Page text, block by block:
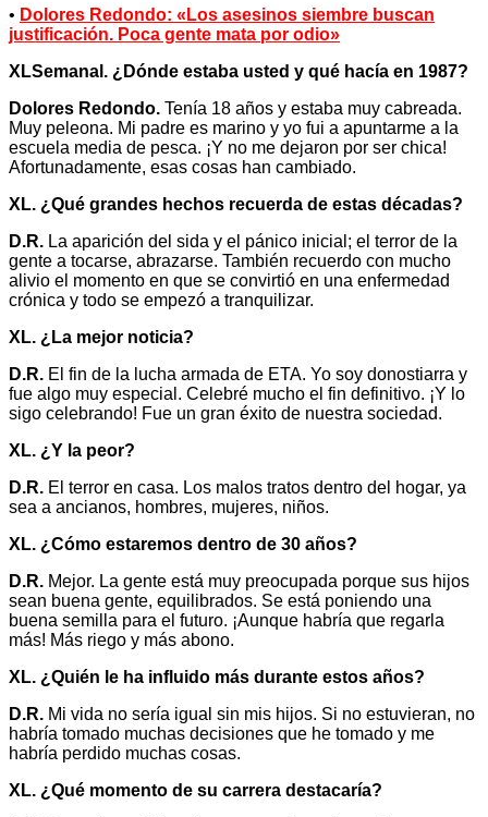
• Dolores Redondo: «Los asesinos siembre buscan
justificación. Poca gente mata por odio»
XLSemanal. ¿Dónde estaba usted y qué hacía en 1987?
Dolores Redondo. Tenía 18 años y estaba muy cabreada.
Muy peleona. Mi padre es marino y yo fui a apuntarme a la
escuela media de pesca. ¡Y no me dejaron por ser chica!
Afortunadamente, esas cosas han cambiado.
XL. ¿Qué grandes hechos recuerda de estas décadas?
D.R. La aparición del sida y el pánico inicial; el terror de la
gente a tocarse, abrazarse. También recuerdo con mucho
alivio el momento en que se convirtió en una enfermedad
crónica y todo se empezó a tranquilizar.
XL. ¿La mejor noticia?
D.R. El fin de la lucha armada de ETA. Yo soy donostiarra y
fue algo muy especial. Celebré mucho el fin definitivo. ¡Y lo
sigo celebrando! Fue un gran éxito de nuestra sociedad.
XL. ¿Y la peor?
D.R. El terror en casa. Los malos tratos dentro del hogar, ya
sea a ancianos, hombres, mujeres, niños.
XL. ¿Cómo estaremos dentro de 30 años?
D.R. Mejor. La gente está muy preocupada porque sus hijos
sean buena gente, equilibrados. Se está poniendo una
buena semilla para el futuro. ¡Aunque habría que regarla
más! Más riego y más abono.
XL. ¿Quién le ha influido más durante estos años?
D.R. Mi vida no sería igual sin mis hijos. Si no estuvieran, no
habría tomado muchas decisiones que he tomado y me
habría perdido muchas cosas.
XL. ¿Qué momento de su carrera destacaría?